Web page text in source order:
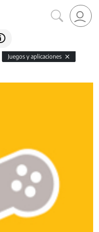
Juegos y aplicaciones